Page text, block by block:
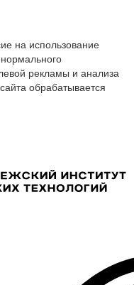
на использование
рекламы и анализа
обрабатывается